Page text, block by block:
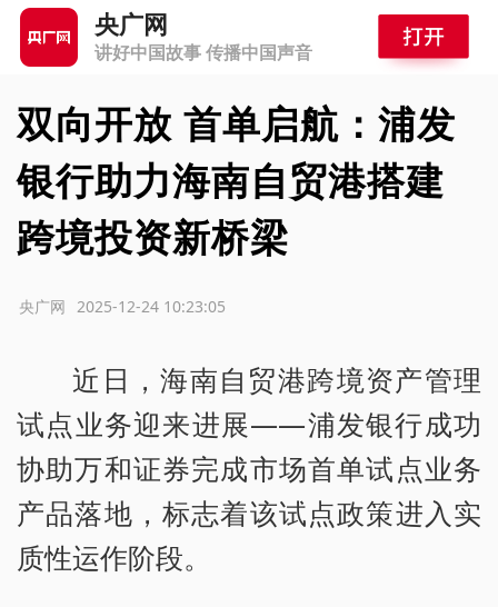
央广网
讲好中国故事 传播中国声音
双向开放 首单启航：浦发
银行助力海南自贸港搭建
跨境投资新桥梁
2025-12-24 10:23:05
央广网
近日，海南自贸港跨境资产管理
试点业务迎来进展——浦发银行成功
协助万和证券完成市场首单试点业务
产品落地，标志着该试点政策进入实
质性运作阶段。